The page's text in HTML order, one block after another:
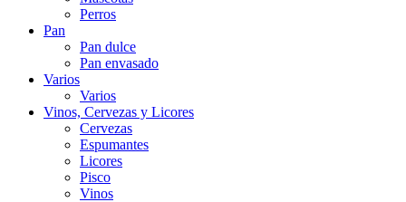
Perros
Pan
Pan dulce
Pan envasado
Varios
Varios
Vinos, Cervezas y Licores
Cervezas
Espumantes
Licores
Pisco
Vinos